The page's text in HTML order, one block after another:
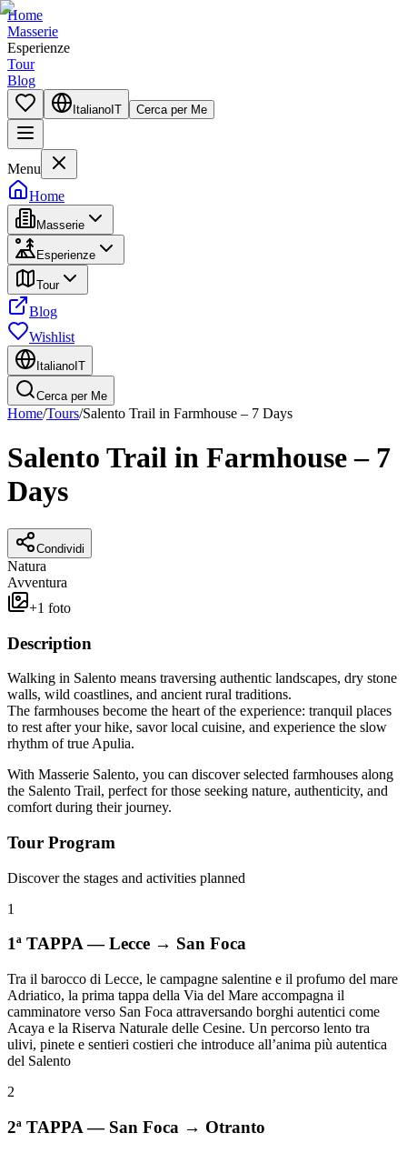
Home
Masserie
Esperienze
Tour
Blog
Italiano IT Cerca per Me
Menu
Home
Masserie
Esperienze
Tour
Blog
Wishlist
Italiano IT
Cerca per Me
Home/Tours/Salento Trail in Farmhouse – 7 Days
Salento Trail in Farmhouse – 7
Days
Condividi
Natura
Avventura
+1 foto
Description
Walking in Salento means traversing authentic landscapes, dry stone
walls, wild coastlines, and ancient rural traditions.
The farmhouses become the heart of the experience: tranquil places
to rest after your hike, savor local cuisine, and experience the slow
rhythm of true Apulia.
With Masserie Salento, you can discover selected farmhouses along
the Salento Trail, perfect for those seeking nature, authenticity, and
comfort during their journey.
Tour Program
Discover the stages and activities planned
1
1ª TAPPA — Lecce → San Foca
Tra il barocco di Lecce, le campagne salentine e il profumo del mare
Adriatico, la prima tappa della Via del Mare accompagna il
camminatore verso San Foca attraversando borghi autentici come
Acaya e la Riserva Naturale delle Cesine. Un percorso lento tra
ulivi, pinete e sentieri costieri che introduce all’anima più autentica
del Salento
2
2ª TAPPA — San Foca → Otranto